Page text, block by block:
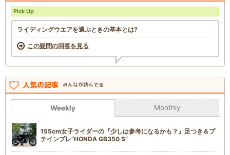
Pick Up
ライディングウエアを選ぶときの基本とは?
この疑問の回答を見る
人気の記事 みんなが読んでる
Weekly Monthly
155cm女子ライダーの『少しは参考になるかも？』足つき＆プ
チインプレ“HONDA GB350 S”